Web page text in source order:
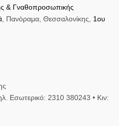
& Γναθοπροσωπικής
, Πανόραμα, Θεσσαλονίκης, 1ου
Εσωτερικό: 2310 380243 • Κιν: